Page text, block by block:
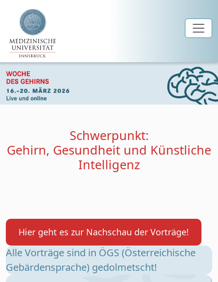
Zum Hauptinhalt springen
Schwerpunkt:
Gehirn, Gesundheit und Künstliche
Intelligenz
Hier geht es zur Nachschau der Vorträge!
Alle Vorträge sind in ÖGS (Österreichische
Gebärdensprache) gedolmetscht!